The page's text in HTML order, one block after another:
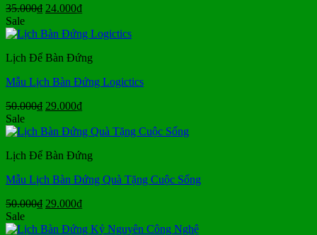
35.000₫ Giá
là:
24.000₫Giá
tại
24.000₫.
Sale
Lịch Để Bàn Đứng
Mẫu Lịch Bàn Đứng Logictics
50.000₫ Giá
là:
29.000₫Giá
tại
29.000₫.
Sale
Lịch Để Bàn Đứng
Mẫu Lịch Bàn Đứng Quà Tặng Cuộc Sống
50.000₫ Giá
là:
29.000₫Giá
tại
Sale